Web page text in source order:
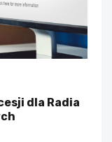
dla Radia